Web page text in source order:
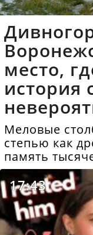
место,
история
Меловые
степью как
память
17:43